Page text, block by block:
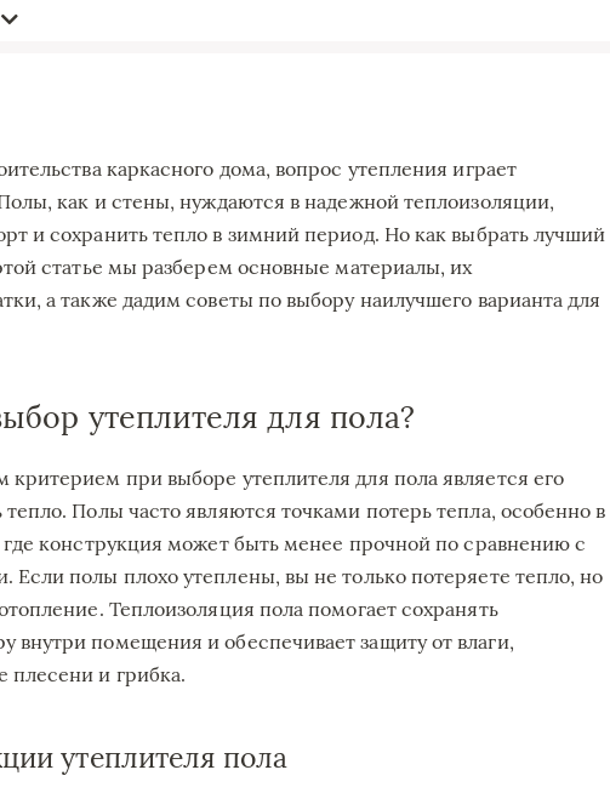
каркасного дома, вопрос утепления играет
как и стены, нуждаются в надежной теплоизоляции,
и сохранить тепло в зимний период. Но как выбрать лучший
статье мы разберем основные материалы, их
а также дадим советы по выбору наилучшего варианта для
утеплителя для пола?
при выборе утеплителя для пола является его
Полы часто являются точками потерь тепла, особенно в
где конструкция может быть менее прочной по сравнению с
полы плохо утеплены, вы не только потеряете тепло, но
Теплоизоляция пола помогает сохранять
внутри помещения и обеспечивает защиту от влаги,
плесени и грибка.
утеплителя пола